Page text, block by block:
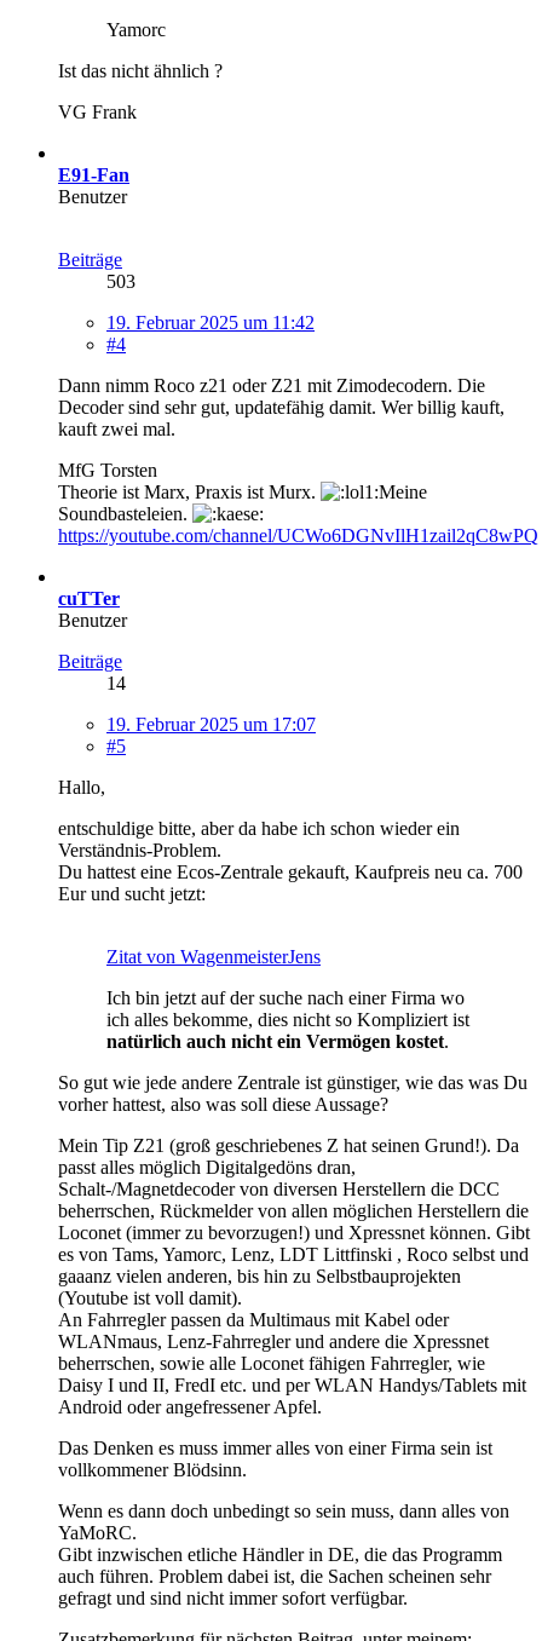
Yamorc
Ist das nicht ähnlich ?
VG Frank
E91-Fan
Benutzer
Beiträge
503
19. Februar 2025 um 11:42
#4
Dann nimm Roco z21 oder Z21 mit Zimodecodern. Die
Decoder sind sehr gut, updatefähig damit. Wer billig kauft,
kauft zwei mal.
MfG Torsten
Theorie ist Marx, Praxis ist Murx.
Meine
Soundbasteleien.
https://youtube.com/channel/UCWo6DGNvIlH1zail2qC8wPQ
cuTTer
Benutzer
Beiträge
14
19. Februar 2025 um 17:07
#5
Hallo,
entschuldige bitte, aber da habe ich schon wieder ein
Verständnis-Problem.
Du hattest eine Ecos-Zentrale gekauft, Kaufpreis neu ca. 700
Eur und sucht jetzt:
Zitat von WagenmeisterJens
Ich bin jetzt auf der suche nach einer Firma wo
ich alles bekomme, dies nicht so Kompliziert ist
natürlich auch nicht ein Vermögen kostet.
So gut wie jede andere Zentrale ist günstiger, wie das was Du
vorher hattest, also was soll diese Aussage?
Mein Tip Z21 (groß geschriebenes Z hat seinen Grund!). Da
passt alles möglich Digitalgedöns dran,
Schalt-/Magnetdecoder von diversen Herstellern die DCC
beherrschen, Rückmelder von allen möglichen Herstellern die
Loconet (immer zu bevorzugen!) und Xpressnet können. Gibt
es von Tams, Yamorc, Lenz, LDT Littfinski , Roco selbst und
gaaanz vielen anderen, bis hin zu Selbstbauprojekten
(Youtube ist voll damit).
An Fahrregler passen da Multimaus mit Kabel oder
WLANmaus, Lenz-Fahrregler und andere die Xpressnet
beherrschen, sowie alle Loconet fähigen Fahrregler, wie
Daisy I und II, FredI etc. und per WLAN Handys/Tablets mit
Android oder angefressener Apfel.
Das Denken es muss immer alles von einer Firma sein ist
vollkommener Blödsinn.
Wenn es dann doch unbedingt so sein muss, dann alles von
YaMoRC.
Gibt inzwischen etliche Händler in DE, die das Programm
auch führen. Problem dabei ist, die Sachen scheinen sehr
gefragt und sind nicht immer sofort verfügbar.